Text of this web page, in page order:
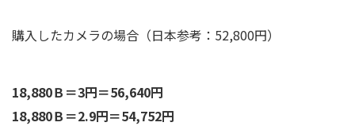
購入したカメラの場合（日本参考：52,800円）
18,880Ｂ＝3円＝56,640円
18,880Ｂ＝2.9円＝54,752円